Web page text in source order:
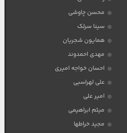
محسن چاوشی
سینا سرلک
همایون شجریان
مهدی احمدوند
احسان خواجه امیری
علی لهراسبی
امیر علی
میثم ابراهیمی
مجید خراطها